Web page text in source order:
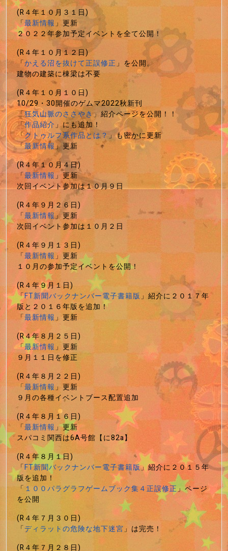
(R４年１０月３１日)
「最新情報」更新
２０２２年参加予定イベントを全て公開！
(R４年１０月１２日)
「かえる沼を抜けて正誤修正」を公開。
建物の建築に棟梁は不要
(R４年１０月１０日)
10/29・30開催のゲムマ2022秋新刊
「狂気山脈のささやき」紹介ページを公開！！
「作品紹介」にも追加！
「クトゥルフ系作品とは？ 」も密かに更新
「最新情報」更新
(R４年１０月４日)
「最新情報」更新
次回イベント参加は１０月９日
(R４年９月２６日)
「最新情報」更新
次回イベント参加は１０月２日
(R４年９月１３日)
「最新情報」更新
１０月の参加予定イベントを公開！
(R４年９月１日)
「FT新聞バックナンバー電子書籍版」紹介に２０１７年
版と２０１６年版を追加！
「最新情報」更新
(R４年８月２５日)
「最新情報」更新
９月１１日を修正
(R４年８月２２日)
「最新情報」更新
９月の各種イベントブース配置追加
(R４年８月１６日)
「最新情報」更新
スパコミ関西は6A号館【に82a】
(R４年８月１日)
「FT新聞バックナンバー電子書籍版」紹介に２０１５年
版を追加！
「 １００パラグラフゲームブック集４正誤修正」ページ
を公開
(R４年７月３０日)
「ディラットの危険な地下迷宮」は完売！
(R４年７月２８日)